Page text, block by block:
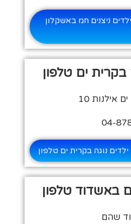
ניצנים חמ באשקלון
בקרית ים טלפון
אילנות 10
נוגה בקרית ים טלפון
באשדוד טלפון
שהם